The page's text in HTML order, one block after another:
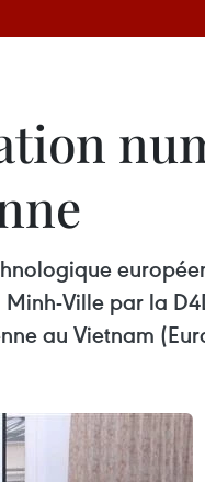
Ville par la
au Vietnam